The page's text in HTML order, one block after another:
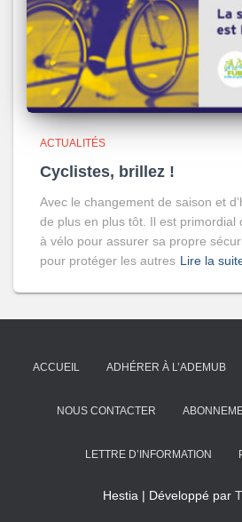
ACTUALITÉS
Cyclistes, brillez !
Avec le changement de saison et
de plus en plus tôt. Il est primordial
à vélo pour assurer sa propre
pour protéger les autres Lire la
ACCUEIL ADHÉRER À L’ADEMUB
NOUS CONTACTER
LETTRE D’INFORMATION
Hestia | Développé par